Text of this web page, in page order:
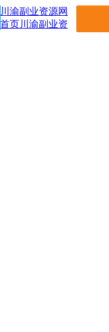
川渝副业资源网
首页川渝副业资